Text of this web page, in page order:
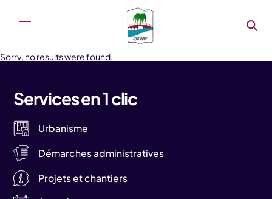
Sorry, no results were found.
Services en 1 clic
Urbanisme
Démarches administratives
Projets et chantiers